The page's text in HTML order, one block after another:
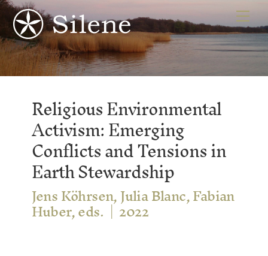
Skip
to
content
Religious Environmental
Activism: Emerging
Conflicts and Tensions in
Earth Stewardship
Jens Köhrsen, Julia Blanc, Fabian
Huber, eds. 2022